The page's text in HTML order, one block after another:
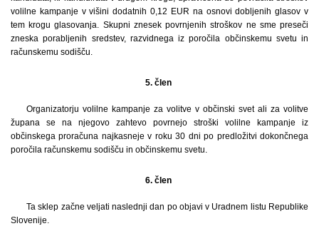
volilne kampanje v višini dodatnih 0,12 EUR na osnovi dobljenih glasov v
tem krogu glasovanja. Skupni znesek povrnjenih stroškov ne sme preseči
zneska porabljenih sredstev, razvidnega iz poročila občinskemu svetu in
računskemu sodišču.
5. člen
Organizatorju volilne kampanje za volitve v občinski svet ali za volitve
župana se na njegovo zahtevo povrnejo stroški volilne kampanje iz
občinskega proračuna najkasneje v roku 30 dni po predložitvi dokončnega
poročila računskemu sodišču in občinskemu svetu.
6. člen
Ta sklep začne veljati naslednji dan po objavi v Uradnem listu Republike
Slovenije.